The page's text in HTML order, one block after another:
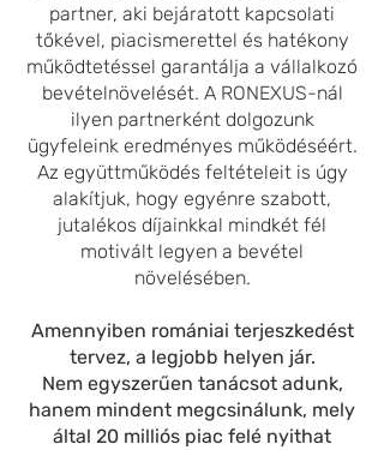
partner, aki bejáratott kapcsolati
tőkével, piacismerettel és hatékony
működtetéssel garantálja a vállalkozó
bevételnövelését. A RONEXUS-nál
ilyen partnerként dolgozunk
ügyfeleink eredményes működéséért.
Az együttműködés feltételeit is úgy
alakítjuk, hogy egyénre szabott,
jutalékos díjainkkal mindkét fél
motivált legyen a bevétel
növelésében.
Amennyiben romániai terjeszkedést
tervez, a legjobb helyen jár.
Nem egyszerűen tanácsot adunk,
hanem mindent megcsinálunk, mely
által 20 milliós piac felé nyithat